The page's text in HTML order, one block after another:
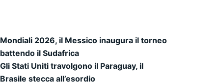
Navigazione articoli
Mondiali 2026, il Messico inaugura il torneo
battendo il Sudafrica
Gli Stati Uniti travolgono il Paraguay, il
Brasile stecca all’esordio